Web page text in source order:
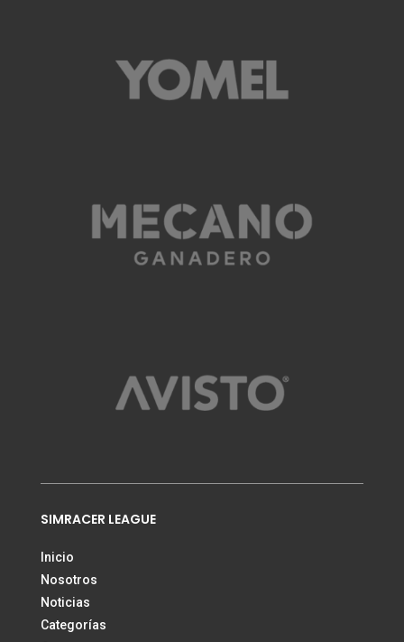
SIMRACER LEAGUE
Inicio
Nosotros
Noticias
Categorías